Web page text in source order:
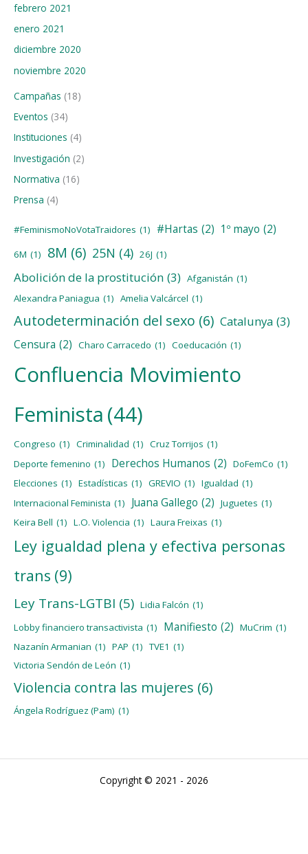
febrero 2021
enero 2021
diciembre 2020
noviembre 2020
Campañas (18)
Eventos (34)
Instituciones (4)
Investigación (2)
Normativa (16)
Prensa (4)
#FeminismoNoVotaTraidores (1) #Hartas (2) 1º mayo (2)
6M (1) 8M (6) 25N (4) 26J (1)
Abolición de la prostitución (3) Afganistán (1)
Alexandra Paniagua (1) Amelia Valcárcel (1)
Autodeterminación del sexo (6) Catalunya (3)
Censura (2) Charo Carracedo (1) Coeducación (1)
Confluencia Movimiento
Feminista (44)
Congreso (1) Criminalidad (1) Cruz Torrijos (1)
Deporte femenino (1) Derechos Humanos (2) DoFemCo (1)
Elecciones (1) Estadísticas (1) GREVIO (1) Igualdad (1)
Internacional Feminista (1) Juana Gallego (2) Juguetes (1)
Keira Bell (1) L.O. Violencia (1) Laura Freixas (1)
Ley igualdad plena y efectiva personas
trans (9)
Ley Trans-LGTBI (5) Lidia Falcón (1)
Lobby financiero transactivista (1) Manifiesto (2) MuCrim (1)
Nazanín Armanian (1) PAP (1) TVE1 (1)
Victoria Sendón de León (1)
Violencia contra las mujeres (6)
Ángela Rodríguez (Pam) (1)
Copyright © 2021 - 2026